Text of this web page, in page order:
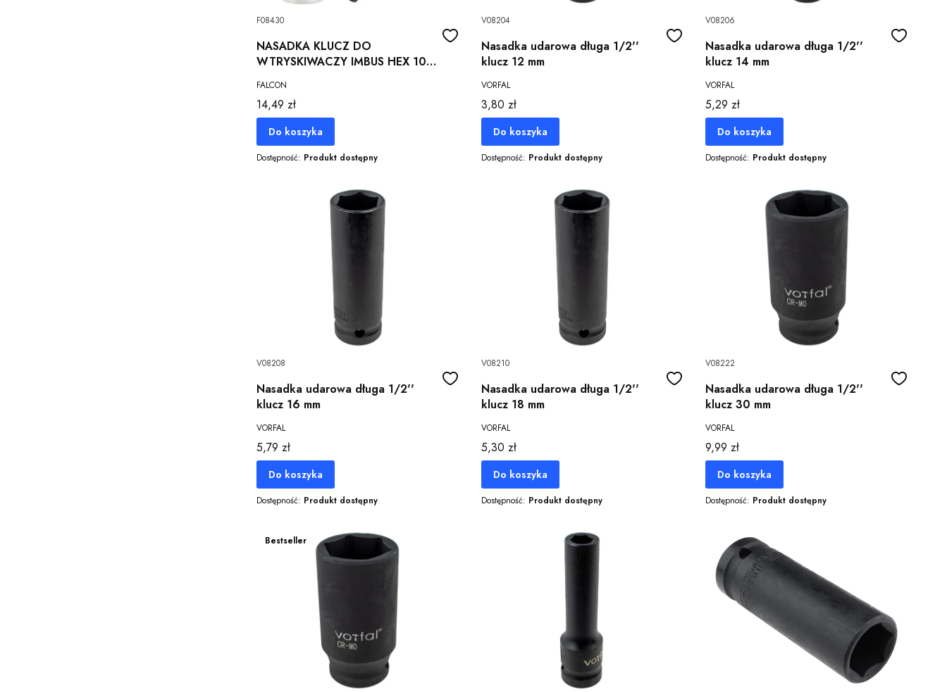
F08430
NASADKA KLUCZ DO
WTRYSKIWACZY IMBUS HEX 10
MM OWALNA 6,5 MM 1/2"
BOSCH CrV
FALCON
Cena
14,49 zł
Do koszyka
Dostępność: Produkt dostępny
V08204
Nasadka udarowa długa 1/2''
klucz 12 mm
VORFAL
Cena
3,80 zł
Do koszyka
Dostępność: Produkt dostępny
V08206
Nasadka udarowa długa 1/2''
klucz 14 mm
VORFAL
Cena
5,29 zł
Do koszyka
Dostępność: Produkt dostępny
V08208
Nasadka udarowa długa 1/2''
klucz 16 mm
VORFAL
Cena
5,79 zł
Do koszyka
Dostępność: Produkt dostępny
V08210
Nasadka udarowa długa 1/2''
klucz 18 mm
VORFAL
Cena
5,30 zł
Do koszyka
Dostępność: Produkt dostępny
V08222
Nasadka udarowa długa 1/2''
klucz 30 mm
VORFAL
Cena
9,99 zł
Do koszyka
Dostępność: Produkt dostępny
Bestseller